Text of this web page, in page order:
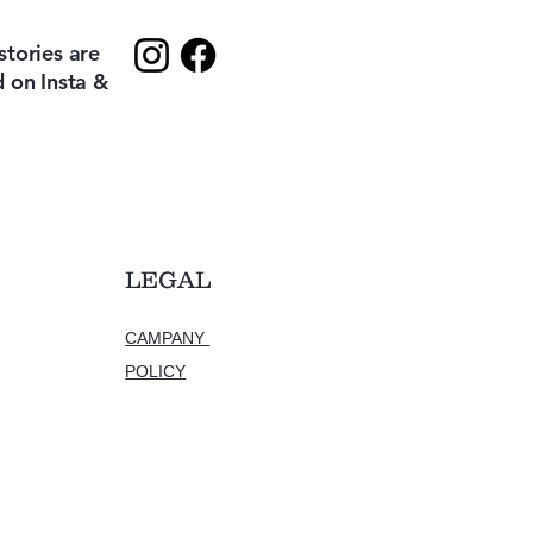
are
on Insta &
LEGAL
CAMPANY
POLICY